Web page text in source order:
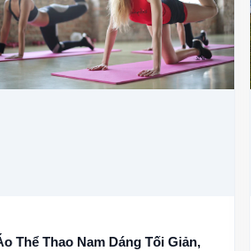
Thể Thao Nam Dáng Tối Giản,